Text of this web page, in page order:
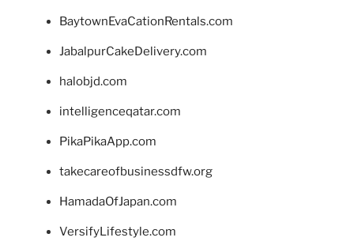
BaytownEvaCationRentals.com
JabalpurCakeDelivery.com
halobjd.com
intelligenceqatar.com
PikaPikaApp.com
takecareofbusinessdfw.org
HamadaOfJapan.com
VersifyLifestyle.com